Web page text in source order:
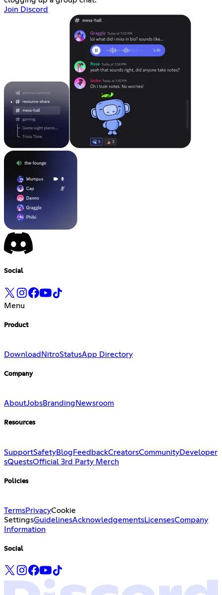
Join Discord
Social
Menu
Product
Download NitroStatusApp Directory
Company
AboutJobsBranding Newsroom
Resources
SupportSafetyBlog FeedbackCreatorsCommunityDeveloper
sQuestsOfficial 3rd Party Merch
Policies
TermsPrivacyCookie
SettingsGuidelinesAcknowledgementsLicensesCompany
Information
Social